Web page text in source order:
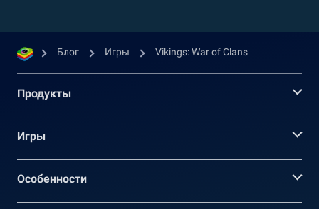
Блог Игры Vikings: War of Clans
Продукты
Игры
Oсобенности